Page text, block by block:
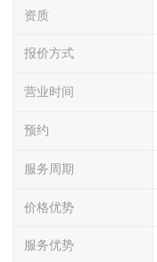
资质
报价方式
营业时间
预约
服务周期
价格优势
服务优势